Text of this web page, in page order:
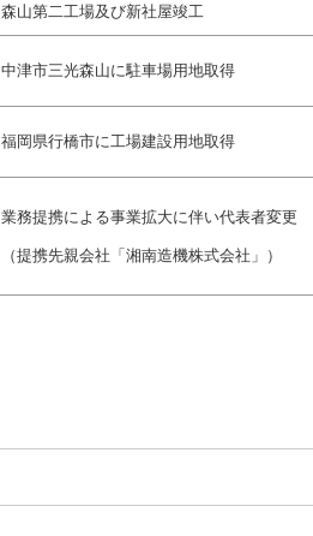
森山第二工場及び新社屋竣工
中津市三光森山に駐車場用地取得
福岡県行橋市に工場建設用地取得
業務提携による事業拡大に伴い代表者変更
（提携先親会社「湘南造機株式会社」）